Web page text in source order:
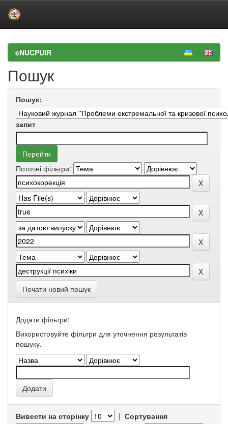
navigationeNUCPUIR
Пошук
Пошук:
запит
Поточні фільтри:
Почати новий пошук
Додати фільтри:
Використовуйте фільтри для уточнення результатів
пошуку.
Вивести на сторінку | Сортування